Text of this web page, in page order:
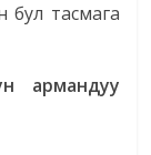
тасмага
армандуу